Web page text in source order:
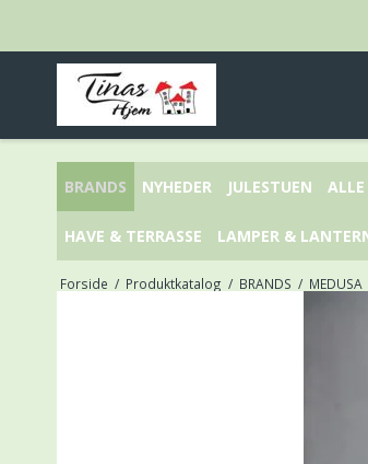
BRANDS NYHEDER JULESTUEN ALLE
HAVE & TERRASSE LAMPER &
Forside / Produktkatalog / BRANDS / MEDUSA